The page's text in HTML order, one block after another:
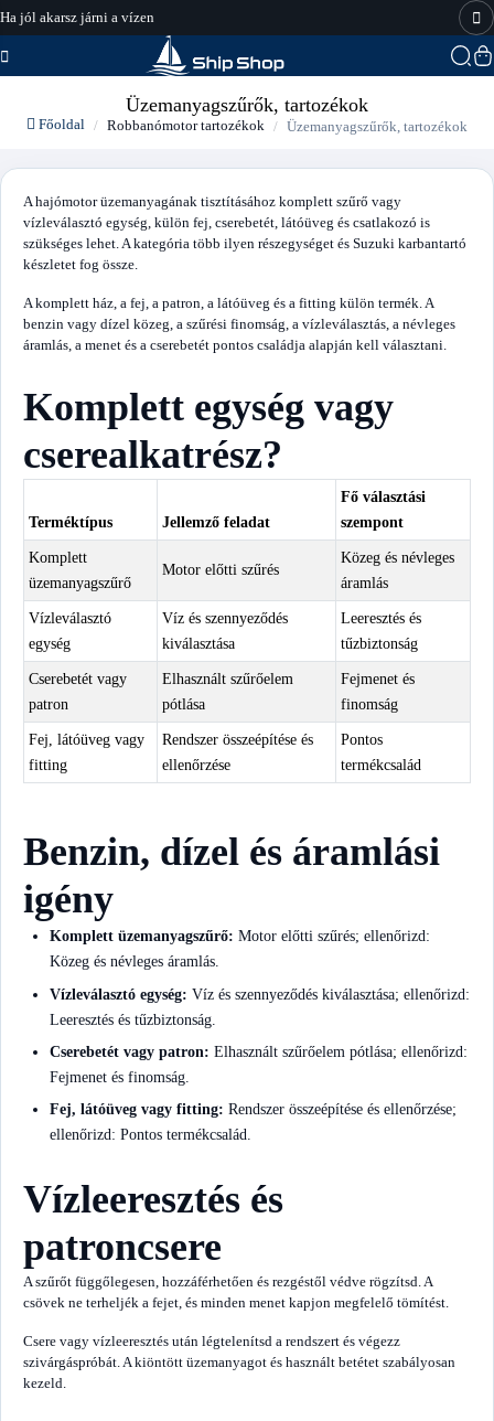
Ha jól akarsz járni a vízen
hajo-felszereles.hu
Üzemanyagszűrők, tartozékok
Főoldal Robbanómotor tartozékok Üzemanyagszűrők, tartozékok
A hajómotor üzemanyagának tisztításához komplett szűrő vagy
vízleválasztó egység, külön fej, cserebetét, látóüveg és csatlakozó is
szükséges lehet. A kategória több ilyen részegységet és Suzuki karbantartó
készletet fog össze.
A komplett ház, a fej, a patron, a látóüveg és a fitting külön termék. A
benzin vagy dízel közeg, a szűrési finomság, a vízleválasztás, a névleges
áramlás, a menet és a cserebetét pontos családja alapján kell választani.
Komplett egység vagy
cserealkatrész?
Terméktípus Jellemző feladat
Fő választási
szempont
Komplett
üzemanyagszűrő
Motor előtti szűrés
Közeg és névleges
áramlás
Vízleválasztó
egység
Víz és szennyeződés
kiválasztása
Leeresztés és
tűzbiztonság
Cserebetét vagy
patron
Elhasznált szűrőelem
pótlása
Fejmenet és
finomság
Fej, látóüveg vagy
fitting
Rendszer összeépítése és
ellenőrzése
Pontos
termékcsalád
Benzin, dízel és áramlási
igény
Komplett üzemanyagszűrő: Motor előtti szűrés; ellenőrizd:
Közeg és névleges áramlás.
Vízleválasztó egység: Víz és szennyeződés kiválasztása; ellenőrizd:
Leeresztés és tűzbiztonság.
Cserebetét vagy patron: Elhasznált szűrőelem pótlása; ellenőrizd:
Fejmenet és finomság.
Fej, látóüveg vagy fitting: Rendszer összeépítése és ellenőrzése;
ellenőrizd: Pontos termékcsalád.
Vízleeresztés és
patroncsere
A szűrőt függőlegesen, hozzáférhetően és rezgéstől védve rögzítsd. A
csövek ne terheljék a fejet, és minden menet kapjon megfelelő tömítést.
Csere vagy vízleeresztés után légtelenítsd a rendszert és végezz
szivárgáspróbát. A kiöntött üzemanyagot és használt betétet szabályosan
kezeld.